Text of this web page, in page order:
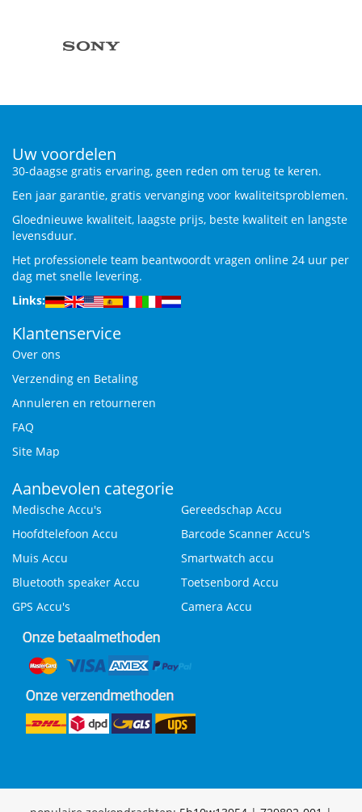
Uw voordelen
30-daagse gratis ervaring, geen reden om terug te keren.
Een jaar garantie, gratis vervanging voor kwaliteitsproblemen.
Gloednieuwe kwaliteit, laagste prijs, beste kwaliteit en langste
levensduur.
Het professionele team beantwoordt vragen online 24 uur per
dag met snelle levering.
Links:
Klantenservice
Over ons
Verzending en Betaling
Annuleren en retourneren
FAQ
Site Map
Aanbevolen categorie
Medische Accu's
Gereedschap Accu
Hoofdtelefoon Accu
Barcode Scanner Accu's
Muis Accu
Smartwatch accu
Bluetooth speaker Accu
Toetsenbord Accu
GPS Accu's
Camera Accu